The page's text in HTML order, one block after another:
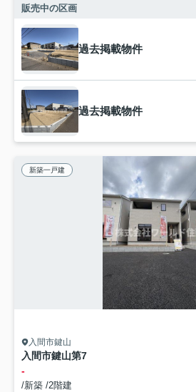
販売中の区画
過去掲載物件
過去掲載物件
新築一戸建
入間市鍵山
入間市鍵山第7
-
/新築 /2階建